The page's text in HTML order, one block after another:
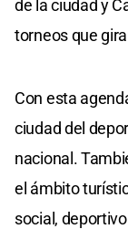
de la ciudad y
torneos que
Con esta
ciudad del
nacional.
el ámbito
social,